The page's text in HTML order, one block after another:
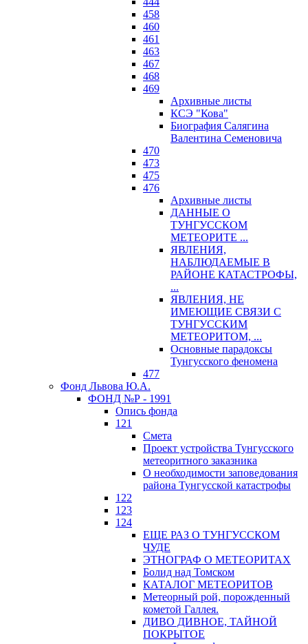
458
460
461
463
467
468
469
Архивные листы
КСЭ "Кова"
Биография Салягина
Валентина Семеновича
470
473
475
476
Архивные листы
ДАННЫЕ О
ТУНГУССКОМ
МЕТЕОРИТЕ ...
ЯВЛЕНИЯ,
НАБЛЮДАЕМЫЕ В
РАЙОНЕ КАТАСТРОФЫ,
...
ЯВЛЕНИЯ, НЕ
ИМЕЮЩИЕ СВЯЗИ С
ТУНГУССКИМ
МЕТЕОРИТОМ, ...
Основные парадоксы
Тунгусского феномена
477
Фонд Львова Ю.А.
ФОНД №Р - 1991
Опись фонда
121
Смета
Проект устройства Тунгусского
метеоритного заказника
О необходимости заповедования
района Тунгусской катастрофы
122
123
124
ЕЩЕ РАЗ О ТУНГУССКОМ
ЧУДЕ
ЭТНОГРАФ О МЕТЕОРИТАХ
Болид над Томском
КАТАЛОГ МЕТЕОРИТОВ
Метеорный рой, порожденный
кометой Галлея.
ДИВО ДИВНОЕ, ТАЙНОЙ
ПОКРЫТОЕ